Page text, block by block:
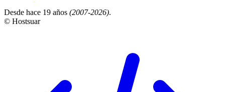
Desde hace 19 años (2007-2026).
© Hostsuar